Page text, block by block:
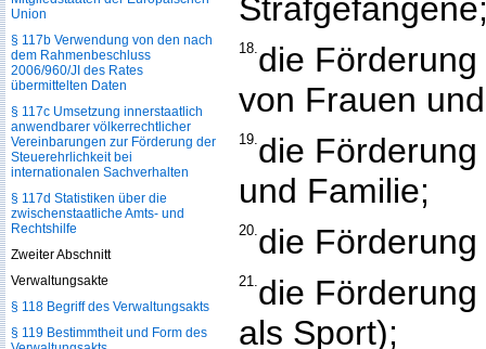
18.die
von Frauen
19.die
und Familie;
20.die
21.die
als Sport);
Union
§ 117b Verwendung von den nach
dem Rahmenbeschluss
2006/960/JI des Rates
übermittelten Daten
§ 117c Umsetzung innerstaatlich
anwendbarer völkerrechtlicher
Vereinbarungen zur Förderung der
Steuerehrlichkeit bei
internationalen Sachverhalten
§ 117d Statistiken über die
zwischenstaatliche Amts- und
Rechtshilfe
Zweiter Abschnitt
Verwaltungsakte
§ 118 Begriff des Verwaltungsakts
§ 119 Bestimmtheit und Form des